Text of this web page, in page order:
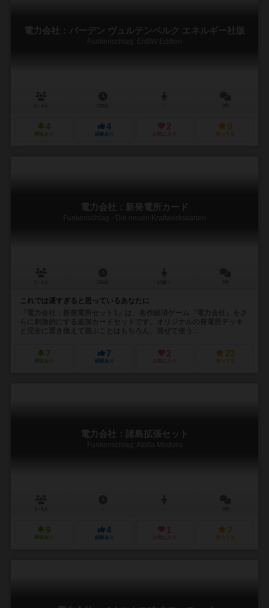
電力会社：バーデン ヴュルテンベルク エネルギー社版
Funkenschlag: EnBW Edition
4
興味あり
4
経験あり
2
お気に入り
9
持ってる
電力会社：新発電所カード
Funkenschlag - Die neuen Kraftwerkskarten
これでは遅すぎると思っているあなたに
『電力会社：新発電所セット1』は、名作経済ゲーム『電力会社』をさ
らに刺激的にする追加カードセットです。オリジナルの発電所デッキ
と完全に置き換えて遊ぶことはもちろん、混ぜて使う...
7
興味あり
7
経験あり
2
お気に入り
23
持ってる
電力会社：諸島拡張セット
Funkenschlag: Atolla Modulis
9
興味あり
4
経験あり
1
お気に入り
7
持ってる